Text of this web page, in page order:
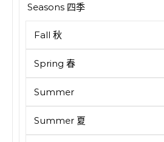
Seasons 四季
Fall 秋
Spring 春
Summer
Summer 夏